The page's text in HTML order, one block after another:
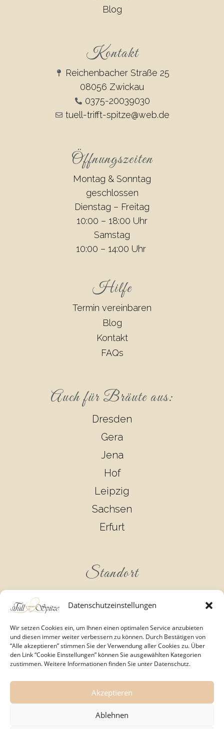
Datenschutzeinstellungen
Wir setzen Cookies ein, um Ihnen einen optimalen Service anzubieten
und diesen immer weiter verbessern zu können. Durch Bestätigen von
“Alle akzeptieren” stimmen Sie der Verwendung aller Cookies zu. Über
den Link “Cookie Einstellungen” können Sie ausgewählten Kategorien
zustimmen. Weitere Informationen finden Sie unter Datenschutz.
Akzeptieren
Ablehnen
Blog
Kontakt
Reichenbacher Straße 25
08056 Zwickau
0375-20039030
tuell-trifft-spitze@web.de
Öffnungszeiten
Montag & Sonntag
geschlossen
Dienstag – Freitag
10:00 – 18:00 Uhr
Samstag
10:00 – 14:00 Uhr
Hilfe
Termin vereinbaren
Blog
Kontakt
FAQs
Auch für Bräute aus:
Dresden
Gera
Jena
Hof
Leipzig
Sachsen
Erfurt
Standort